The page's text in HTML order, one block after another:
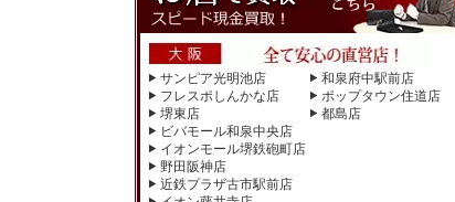
サンピア光明池店
フレスポしんかな店
堺東店
和泉府中駅前店
ポップタウン住道店
都島店
ビバモール和泉中央店
イオンモール堺鉄砲町店
野田阪神店
近鉄プラザ古市駅前店